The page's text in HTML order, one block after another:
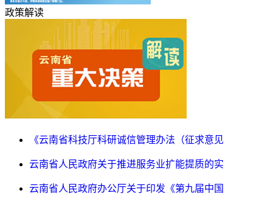
政策解读
《云南省科技厅科研诚信管理办法（征求意见
云南省人民政府关于推进服务业扩能提质的实
云南省人民政府办公厅关于印发《第九届中国